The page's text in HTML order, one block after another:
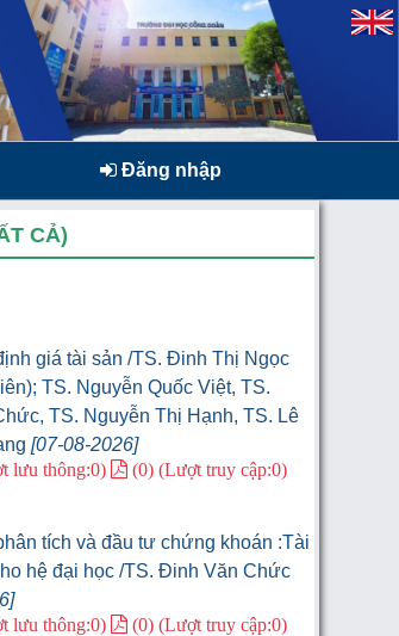
Đăng nhập
CẢ)
giá tài sản /TS. Đinh Thị Ngọc
TS. Nguyễn Quốc Việt, TS.
TS. Nguyễn Thị Hạnh, TS. Lê
[07-08-2026]
lưu thông:0) (0) (Lượt truy cập:0)
tích và đầu tư chứng khoán :Tài
hệ đại học /TS. Đinh Văn Chức
lưu thông:0) (0) (Lượt truy cập:0)